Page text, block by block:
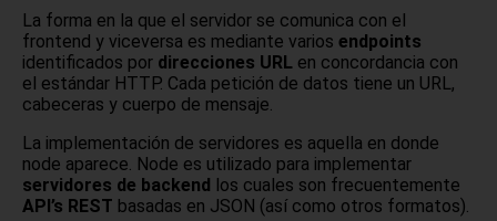
La forma en la que el servidor se comunica con el
frontend y viceversa es mediante varios endpoints
identificados por direcciones URL en concordancia con
el estándar HTTP. Cada petición de datos tiene un URL,
cabeceras y cuerpo de mensaje.
La implementación de servidores es aquella en donde
node aparece. Node es utilizado para implementar
servidores de backend los cuales son frecuentemente
API’s REST basadas en JSON (así como otros formatos).